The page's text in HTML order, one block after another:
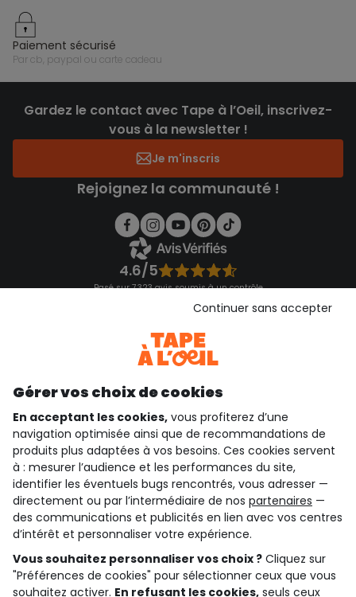
paiement sécurisé
par cb, paypal ou carte cadeau
Gardez le contact avec Tape à l’Oeil, inscrivez-
vous à la newsletter !
Je m'inscris
Rejoignez la communauté !
4.6/5
Basé sur 7 323 avis soumis à un contrôle
Consulter les CGU
qui sommes-nous ?
besoin d'aide ?
le club fidélité
notre catalogue
Gérer vos choix de cookies
En acceptant les cookies, vous profiterez d’une
navigation optimisée ainsi que de recommandations de
produits plus adaptées à vos besoins. Ces cookies servent
à : mesurer l’audience et les performances du site,
identifier les éventuels bugs rencontrés, vous adresser —
directement ou par l’intermédiaire de nos partenaires —
des communications et publicités en lien avec vos centres
d’intérêt et personnaliser votre expérience.
Vous souhaitez personnaliser vos choix ? Cliquez sur
"Préférences de cookies" pour sélectionner ceux que vous
souhaitez activer. En refusant les cookies, seuls ceux
Continuer sans accepter